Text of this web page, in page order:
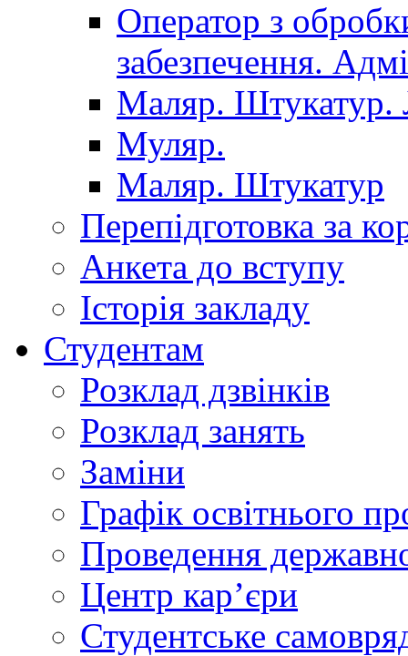
Оператор з
забезпечення.
Маляр. Штукатур.
Муляр.
Маляр. Штукатур
Перепідготовка за
Анкета до вступу
Історія закладу
Студентам
Розклад дзвінків
Розклад занять
Заміни
Графік освітнього
Проведення
Центр кар’єри
Студентське